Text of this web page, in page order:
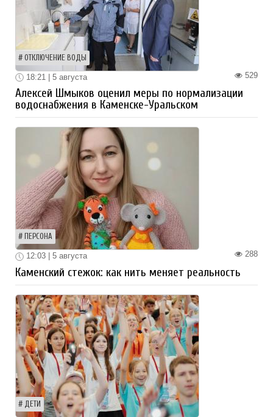
ОТКЛЮЧЕНИЕ ВОДЫ
529
18:21 | 5 августа
Алексей Шмыков оценил меры по нормализации
водоснабжения в Каменске-Уральском
ПЕРСОНА
288
12:03 | 5 августа
Каменский стежок: как нить меняет реальность
ДЕТИ